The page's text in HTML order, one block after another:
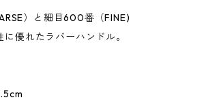
）と細目600番（FINE)
優れたラバーハンドル。